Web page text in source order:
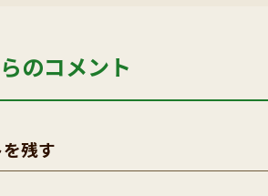
のコメント
残す